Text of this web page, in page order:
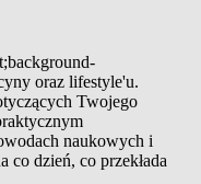
oraz lifestyle'u.
Twojego
naukowych i
co dzień, co przekłada